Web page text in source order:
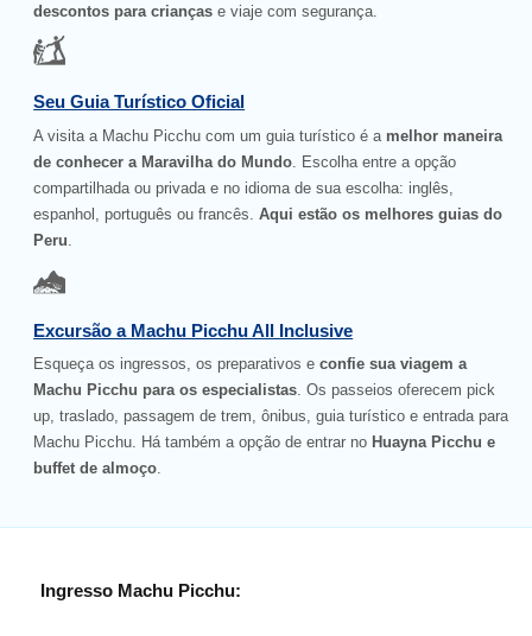
descontos para crianças e viaje com segurança.
Seu Guia Turístico Oficial
A visita a Machu Picchu com um guia turístico é a melhor maneira
de conhecer a Maravilha do Mundo . Escolha entre a opção
compartilhada ou privada e no idioma de sua escolha: inglês,
espanhol, português ou francês. Aqui estão os melhores guias do
Peru
Excursão a Machu Picchu All Inclusive
Esqueça os ingressos, os preparativos e confie sua viagem a
Machu Picchu para os especialistas. Os passeios oferecem pick
up, traslado, passagem de trem, ônibus, guia turístico e entrada para
Machu Picchu. Há também a opção de entrar no Huayna Picchu e
buffet de almoço.
Ingresso Machu Picchu: